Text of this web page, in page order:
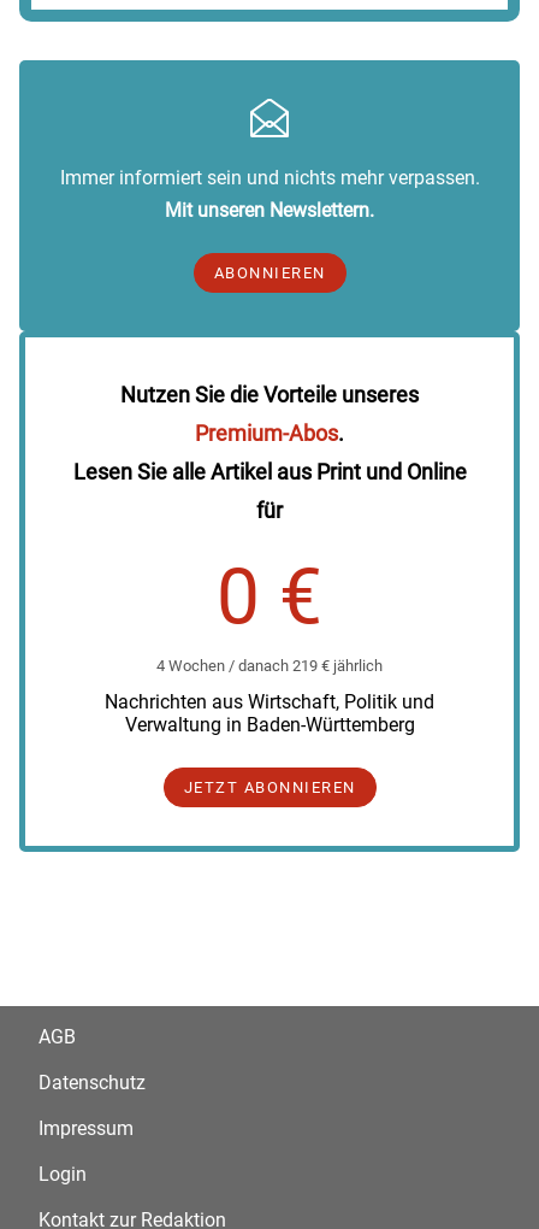
Immer informiert sein und nichts mehr verpassen.
Mit unseren Newslettern.
ABONNIEREN
Nutzen Sie die Vorteile unseres
Premium-Abos.
Lesen Sie alle Artikel aus Print und Online
für
0 €
4 Wochen / danach 219 € jährlich
Nachrichten aus Wirtschaft, Politik und
Verwaltung in Baden-Württemberg
JETZT ABONNIEREN
AGB
Datenschutz
Impressum
Login
Kontakt zur Redaktion